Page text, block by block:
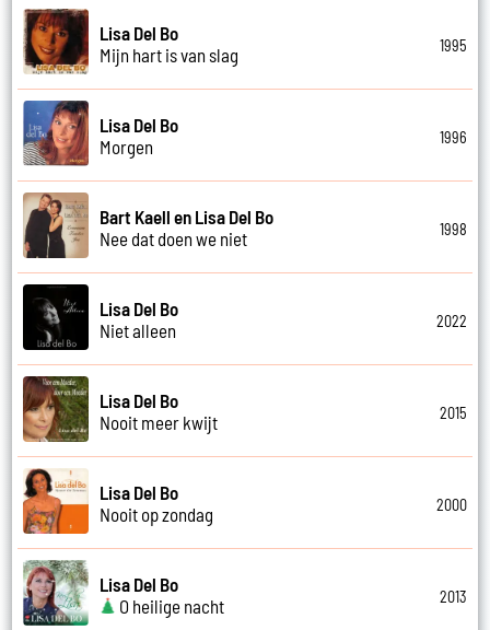
Lisa Del Bo
Mijn hart is van slag
1995
Lisa Del Bo
Morgen
1996
Bart Kaell en Lisa Del Bo
Nee dat doen we niet
1998
Lisa Del Bo
Niet alleen
2022
Lisa Del Bo
Nooit meer kwijt
2015
Lisa Del Bo
Nooit op zondag
2000
Lisa Del Bo
O heilige nacht
2013